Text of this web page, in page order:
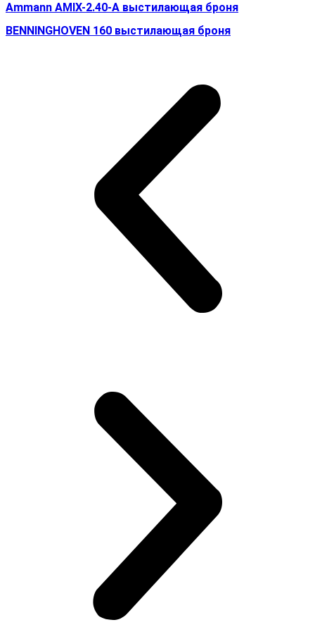
Ammann AMIX-2.40-A выстилающая броня
BENNINGHOVEN 160 выстилающая броня